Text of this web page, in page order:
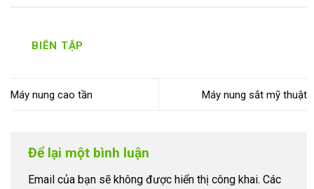
BIÊN TẬP
Máy nung cao tần Máy nung sắt mỹ thuật
Để lại một bình luận
Email của bạn sẽ không được hiển thị công khai. Các